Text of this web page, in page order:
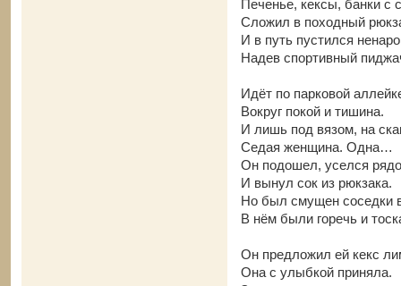
Печенье, кексы, банки с
Сложил в походный
И в путь пустился
Надев спортивный
Идёт по парковой
Вокруг покой и тишина.
И лишь под вязом, на
Седая женщина. Одна…
Он подошел, уселся
И вынул сок из рюкзака.
Но был смущен соседки
В нём были горечь и
Он предложил ей кекс
Она с улыбкой приняла.